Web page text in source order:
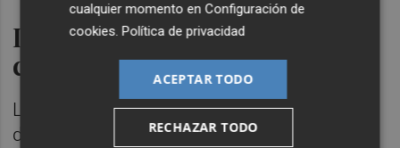
Impacto de los acuerdos
comerciales
La última mesa redonda resaltó el impacto
de los acuerdos comerciales con países
cualquier momento enConfiguración de
cookies.Política de privacidad
ACEPTAR TODO
RECHAZAR TODO